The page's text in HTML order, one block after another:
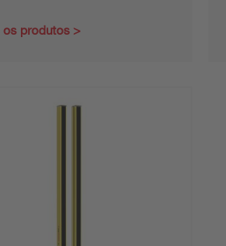
os produtos